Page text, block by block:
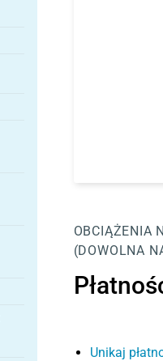
OBCIĄŻENIA
(DOWOLNA
Unikaj